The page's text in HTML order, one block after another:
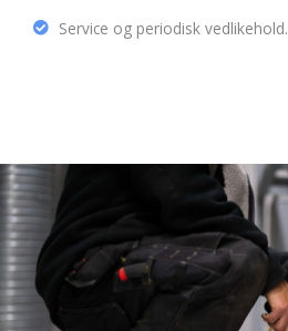
Service og periodisk vedlikehold.